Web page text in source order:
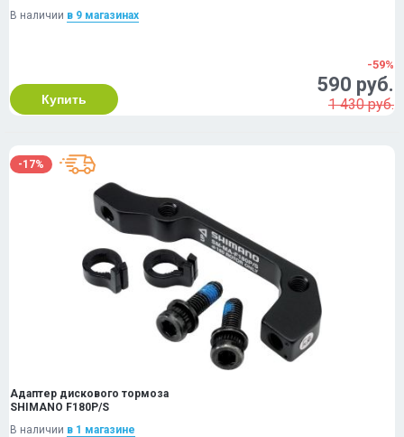
В наличии в 9 магазинах
Купить
-59%
590 руб.
1 430 руб.
-17%
Адаптер дискового тормоза
SHIMANO F180P/S
В наличии в 1 магазинe